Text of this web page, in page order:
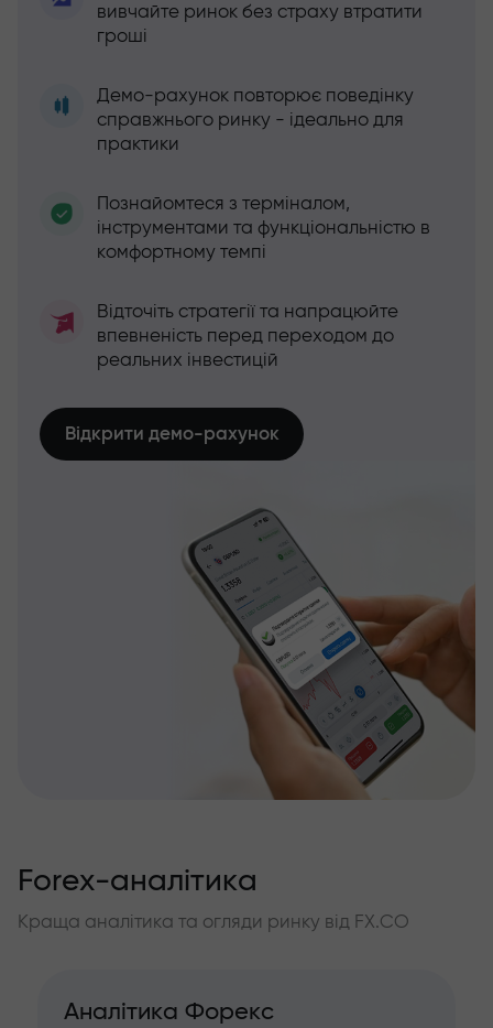
вивчайте ринок без страху втратити
гроші
Демо-рахунок повторює поведінку
справжнього ринку - ідеально для
практики
Познайомтеся з терміналом,
інструментами та функціональністю в
комфортному темпі
Відточіть стратегії та напрацюйте
впевненість перед переходом до
реальних інвестицій
Відкрити демо-рахунок
Forex-аналітика
Краща аналітика та огляди ринку від FX.CO
Аналітика Форекс